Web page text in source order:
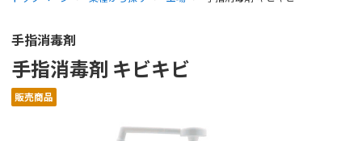
手指消毒剤
手指消毒剤 キビキビ
販売商品